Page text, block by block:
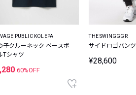
PUBLIC KOLEPA
子クルーネック ベースボ
Tシャツ
60%OFF
THE SWINGGGR
サイドロゴパンツ
¥28,600